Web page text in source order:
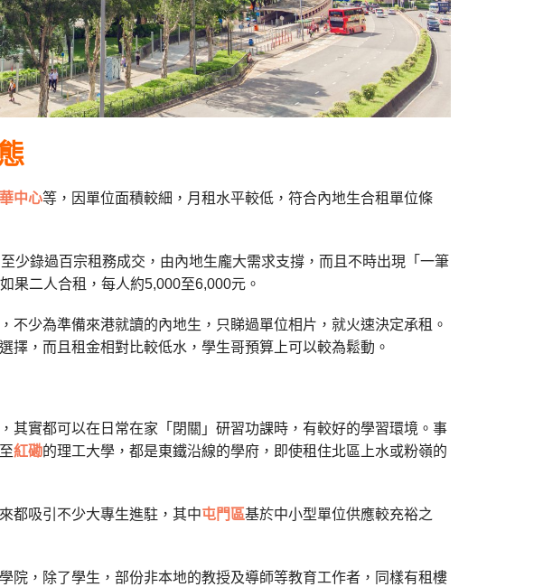
中心等，因單位面積較細，月租水平較低，符合內地生合租單位條
至少錄過百宗租務成交，由內地生龐大需求支撐，而且不時出現「一筆
果二人合租，每人約5,000至6,000元 。
不少為準備來港就讀的內地生，只睇過單位相片，就火速決定承租。
擇，而且租金相對比較低水，學生哥預算上可以較為鬆動。
其實都可以在日常在家「閉關」研習功課時，有較好的學習環境。事
紅磡的理工大學，都是東鐵沿線的學府，即使租住北區上水或粉嶺的
都吸引不少大專生進駐，其中屯門區基於中小型單位供應較充裕之
院，除了學生，部份非本地的教授及導師等教育工作者，同樣有租樓